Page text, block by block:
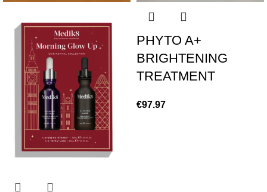
PHYTO A+
BRIGHTENING
TREATMENT
€97.97